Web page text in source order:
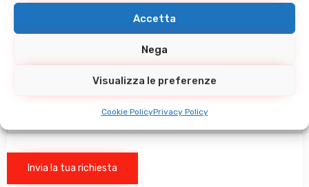
Accetta
Nega
Visualizza le preferenze
Cookie PolicyPrivacy Policy